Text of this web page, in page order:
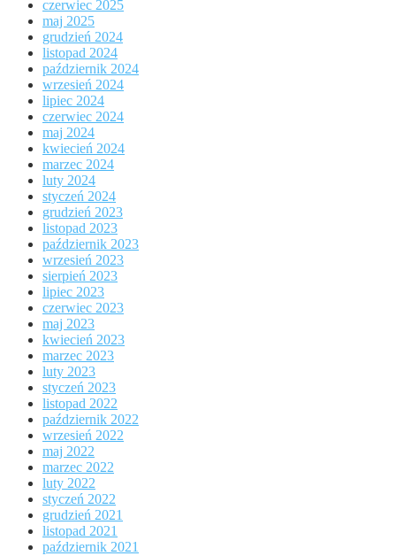
czerwiec 2025
maj 2025
grudzień 2024
listopad 2024
październik 2024
wrzesień 2024
lipiec 2024
czerwiec 2024
maj 2024
kwiecień 2024
marzec 2024
luty 2024
styczeń 2024
grudzień 2023
listopad 2023
październik 2023
wrzesień 2023
sierpień 2023
lipiec 2023
czerwiec 2023
maj 2023
kwiecień 2023
marzec 2023
luty 2023
styczeń 2023
listopad 2022
październik 2022
wrzesień 2022
maj 2022
marzec 2022
luty 2022
styczeń 2022
grudzień 2021
listopad 2021
październik 2021